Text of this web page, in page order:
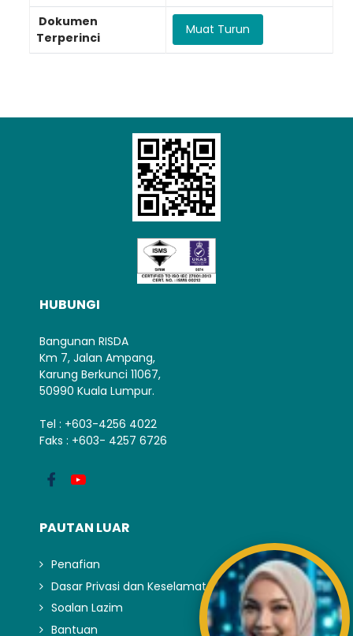
Dokumen
Terperinci
Muat Turun
HUBUNGI
Bangunan RISDA
Km 7, Jalan Ampang,
Karung Berkunci 11067,
50990 Kuala Lumpur.
Tel : +603-4256 4022
Faks : +603- 4257 6726
PAUTAN LUAR
Penafian
Dasar Privasi dan Keselamatan
Soalan Lazim
Bantuan